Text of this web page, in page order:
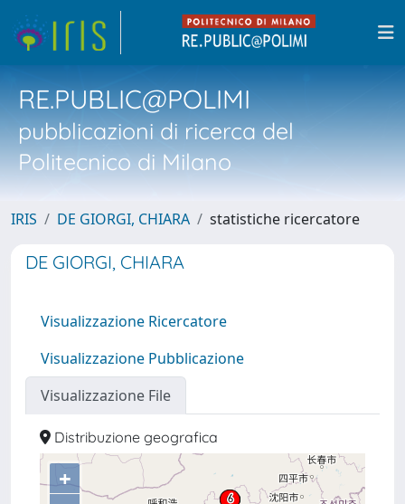
RE.PUBLIC@POLIMI
pubblicazioni di ricerca del
Politecnico di Milano
IRIS DE GIORGI, CHIARA statistiche ricercatore
DE GIORGI, CHIARA
Visualizzazione Ricercatore
Visualizzazione Pubblicazione
Visualizzazione File
Distribuzione geografica
+